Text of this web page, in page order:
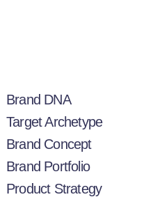
Brand DNA
Target Archetype
Brand Concept
Brand Portfolio
Product Strategy